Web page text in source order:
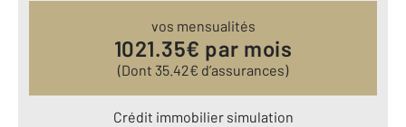
vos mensualités
1021.35€ par mois
(Dont 35.42€ d’assurances)
Crédit immobilier simulation